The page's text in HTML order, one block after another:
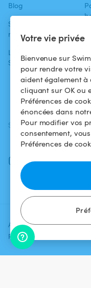
Votre vie privée
Bienvenue sur
pour rendre votre
aident également à
cliquant sur OK ou
Préférences de
énoncées dans
Pour modifier vos
consentement,
Préférences de
Ajoutez une date et un
pour voir le prix
Blog
Swimmy dans les
médias
L'aventure
Swimmy
SUIVEZ-NOUS
Facebook
Instagram